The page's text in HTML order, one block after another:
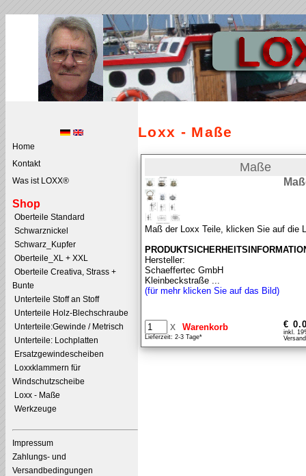
Home
Kontakt
Was ist LOXX®
Shop
Oberteile Standard
Schwarznickel
Schwarz_Kupfer
Oberteile_XL + XXL
Oberteile Creativa, Strass +
Bunte
Unterteile Stoff an Stoff
Unterteile Holz-Blechschraube
Unterteile:Gewinde / Metrisch
Unterteile: Lochplatten
Ersatzgewindescheiben
Loxxklammern für
Windschutzscheibe
Loxx - Maße
Werkzeuge
Impressum
Zahlungs- und
Versandbedingungen
Loxx - Maße
Maße
Maß der Loxx Teile, klicken Sie auf die
Hersteller:
Schaeffertec GmbH
Kleinbeckstraße ...
(für mehr klicken Sie auf das Bild)
x
Lieferzeit: 2-3 Tage*
€
inkl.